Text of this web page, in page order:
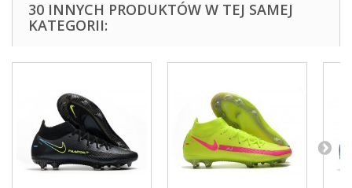
30 INNYCH PRODUKTÓW W TEJ SAMEJ
KATEGORII: